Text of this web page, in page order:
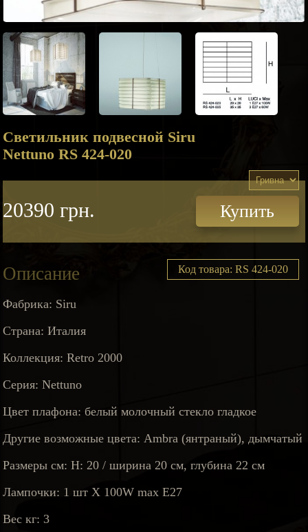
Светильник подвесной Siru
Nettuno RS 424-020
20390 грн. Купить
Описание Код товара: RS 424-020
Фабрика: Siru
Страна: Италия
Коллекция: Retro 2000
Серия: Nettuno
Цвет плафона: белый молочный стекло гладкое
Другие возможные цвета: Ambra (янтраный), дымчатый
Размеры см: H: 20 / ширина 20 см, глубина 22 см
Лампочки: 1 шт X 100W max E27
Вес кг: 3